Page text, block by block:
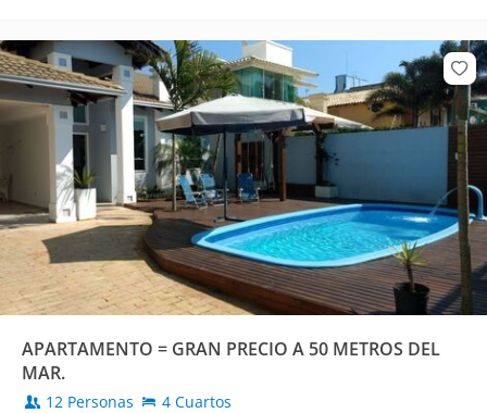
APARTAMENTO = GRAN PRECIO A 50 METROS DEL
MAR.
12 Personas 4 Cuartos